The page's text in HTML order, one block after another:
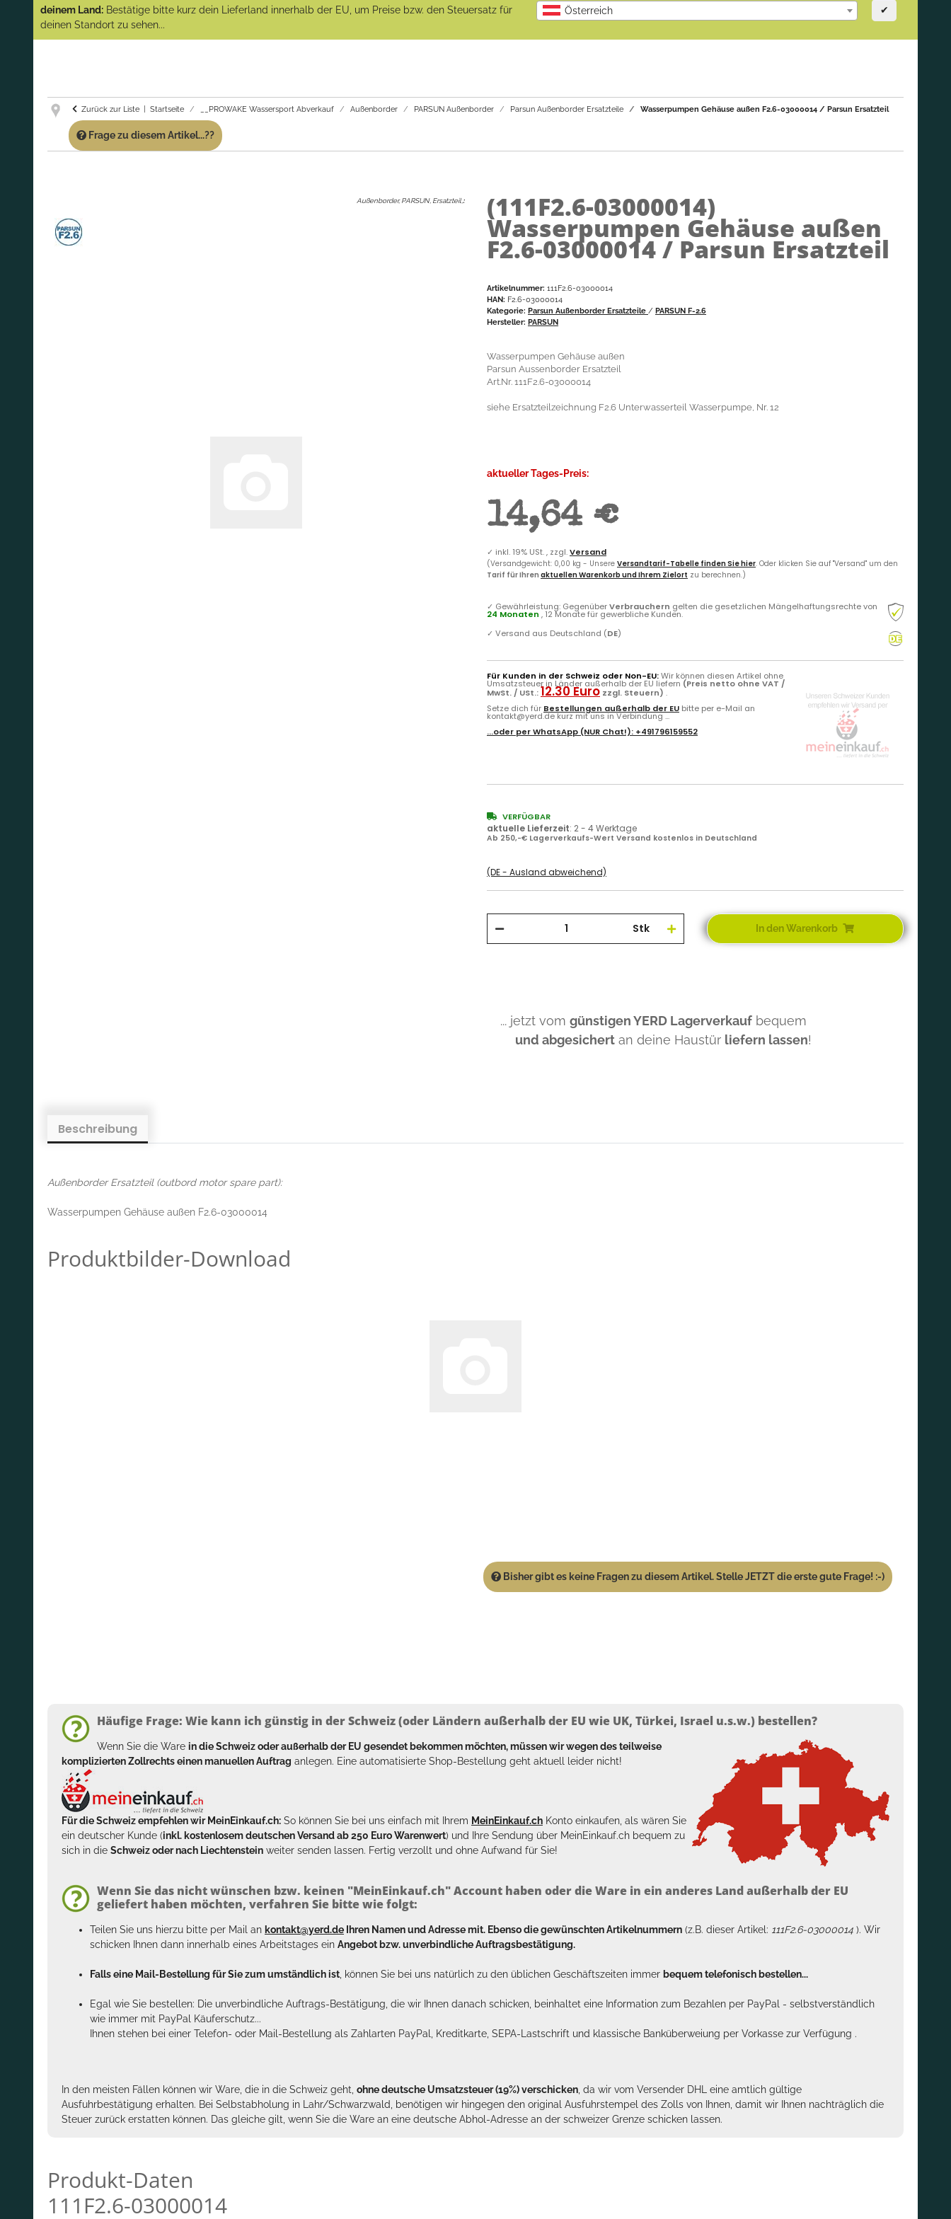
(Abverkauf)!
GARANTIE UND SERVICE:
Artikeln einfach an!
deinem Land: Bestätige bitte kurz dein Lieferland innerhalb der EU, um Preise bzw. den Steuersatz für
deinen Standort zu sehen...
Österreich ✔
Zurück zur Liste Startseite __PROWAKE Wassersport Abverkauf Außenborder PARSUN Außenborder Parsun Außenborder Ersatzteile Wasserpumpen Gehäuse außen F2.6-03000014 / Parsun Ersatzteil
Frage zu diesem Artikel...??
Außenborder, PARSUN, Ersatzteil, : (111F2.6-03000014)
Wasserpumpen Gehäuse außen
F2.6-03000014 / Parsun Ersatzteil
Artikelnummer: 111F2.6-03000014
HAN: F2.6-03000014
Kategorie: Parsun Außenborder Ersatzteile / PARSUN F-2.6
Hersteller: PARSUN
Wasserpumpen Gehäuse außen
Parsun Aussenborder Ersatzteil
Art.Nr. 111F2.6-03000014
siehe Ersatzteilzeichnung F2.6 Unterwasserteil Wasserpumpe, Nr. 12
aktueller Tages-Preis:
14,64 €
✓ inkl. 19% USt. , zzgl.Versand
(Versandgewicht: 0,00 kg - Unsere Versandtarif-Tabelle finden Sie hier. Oder klicken Sie auf "Versand" um den
Tarif für Ihren aktuellen Warenkorb und Ihrem Zielort zu berechnen.)
✓ Gewährleistung: GegenüberVerbrauchern gelten die gesetzlichen Mängelhaftungsrechte von
24 Monaten , 12 Monate für gewerbliche Kunden.
✓ Versand aus Deutschland (DE)
Für Kunden in der Schweiz oder Non-EU:Wir können diesen Artikel ohne
Umsatzsteuer in Länder außerhalb der EU liefern (Preis netto ohne VAT /
MwSt. / USt.:12.30 Euro zzgl. Steuern) .
Setze dich für Bestellungen außerhalb der EU bitte per e-Mail an
kontakt@yerd.de kurz mit uns in Verbindung ...
...oder perWhatsApp (NUR Chat!): +491796159552
VERFÜGBAR
aktuelle Lieferzeit: 2 - 4 Werktage
Ab 250,-€ Lagerverkaufs-Wert Versand kostenlos in Deutschland
(DE - Ausland abweichend)
Stk In den Warenkorb
... jetzt vom günstigen YERD Lagerverkauf bequem
und abgesichert an deine Haustür liefern lassen!
Beschreibung
Außenborder Ersatzteil (outbord motor spare part):
Wasserpumpen Gehäuse außen F2.6-03000014
Produktbilder-Download
Bisher gibt es keine Fragen zu diesem Artikel. Stelle JETZT die erste gute Frage! :-)
Häufige Frage: Wie kann ich günstig in der Schweiz (oder Ländern außerhalb der EU wie UK, Türkei, Israel u.s.w.) bestellen?
Wenn Sie die Ware in die Schweiz oder außerhalb der EU gesendet bekommen möchten, müssen wir wegen des teilweise
komplizierten Zollrechts einen manuellen Auftrag anlegen. Eine automatisierte Shop-Bestellung geht aktuell leider nicht!
Für die Schweiz empfehlen wir MeinEinkauf.ch: So können Sie bei uns einfach mit Ihrem MeinEinkauf.ch Konto einkaufen, als wären Sie
ein deutscher Kunde (inkl. kostenlosem deutschen Versand ab 250 Euro Warenwert) und Ihre Sendung über MeinEinkauf.ch bequem zu
sich in die Schweiz oder nach Liechtenstein weiter senden lassen. Fertig verzollt und ohne Aufwand für Sie!
Wenn Sie das nicht wünschen bzw. keinen "MeinEinkauf.ch" Account haben oder die Ware in ein anderes Land außerhalb der EU
geliefert haben möchten, verfahren Sie bitte wie folgt:
Teilen Sie uns hierzu bitte per Mail an kontakt@yerd.de Ihren Namen und Adresse mit. Ebenso die gewünschten Artikelnummern (z.B. dieser Artikel: 111F2.6-03000014 ). Wir
schicken Ihnen dann innerhalb eines Arbeitstages ein Angebot bzw. unverbindliche Auftragsbestätigung.
Falls eine Mail-Bestellung für Sie zum umständlich ist , können Sie bei uns natürlich zu den üblichen Geschäftszeiten immer bequem telefonisch bestellen...
Egal wie Sie bestellen: Die unverbindliche Auftrags-Bestätigung, die wir Ihnen danach schicken, beinhaltet eine Information zum Bezahlen per PayPal - selbstverständlich
wie immer mit PayPal Käuferschutz...
Ihnen stehen bei einer Telefon- oder Mail-Bestellung als Zahlarten PayPal, Kreditkarte, SEPA-Lastschrift und klassische Banküberweiung per Vorkasse zur Verfügung .
In den meisten Fällen können wir Ware, die in die Schweiz geht, ohne deutsche Umsatzsteuer (19%) verschicken , da wir vom Versender DHL eine amtlich gültige
Ausfuhrbestätigung erhalten. Bei Selbstabholung in Lahr/Schwarzwald, benötigen wir hingegen den original Ausfuhrstempel des Zolls von Ihnen, damit wir Ihnen nachträglich die
Steuer zurück erstatten können. Das gleiche gilt, wenn Sie die Ware an eine deutsche Abhol-Adresse an der schweizer Grenze schicken lassen.
Produkt-Daten
111F2.6-03000014